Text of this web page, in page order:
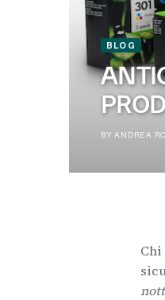
BLOG
BY ANDREA